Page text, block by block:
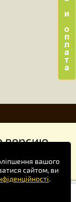
вашого
сайтом, ви
.
версию